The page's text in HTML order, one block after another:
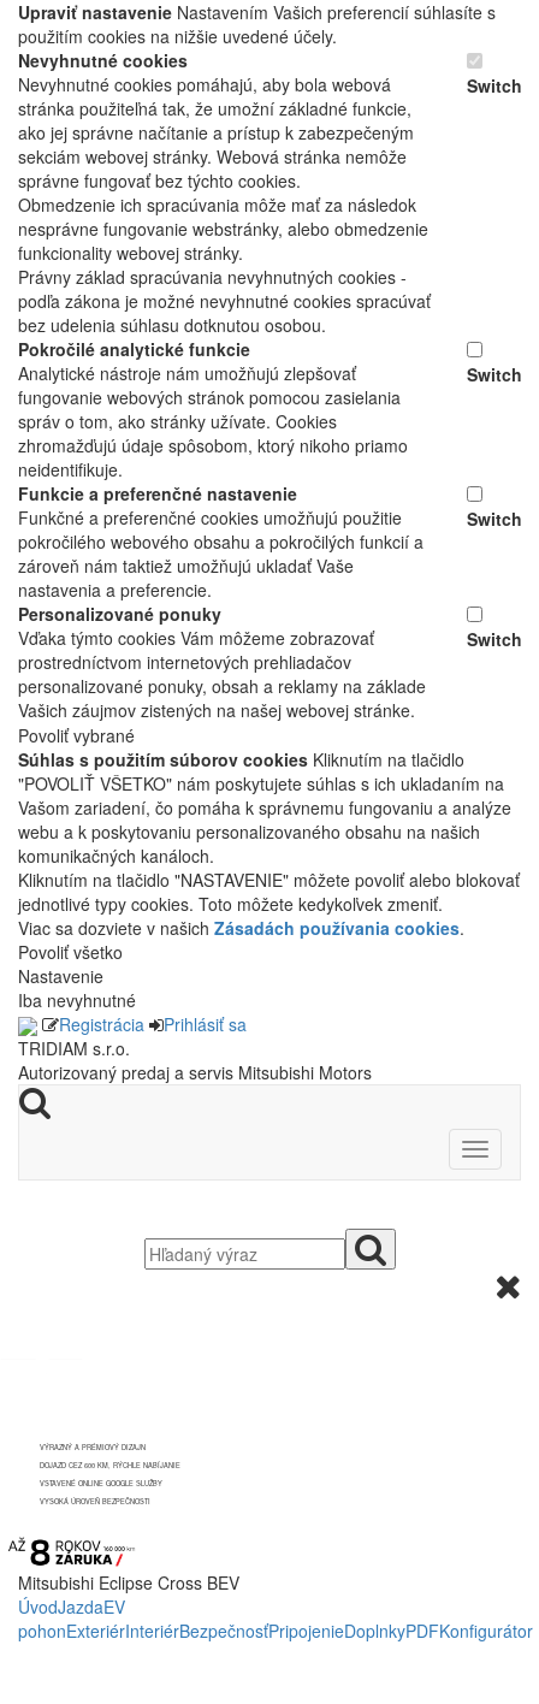
Upraviť nastavenie Nastavením Vašich preferencií súhlasíte s
použitím cookies na nižšie uvedené účely.
Nevyhnutné cookies
Nevyhnutné cookies pomáhajú, aby bola webová
stránka použiteľná tak, že umožní základné funkcie,
ako jej správne načítanie a prístup k zabezpečeným
sekciám webovej stránky. Webová stránka nemôže
správne fungovať bez týchto cookies.
Obmedzenie ich spracúvania môže mať za následok
nesprávne fungovanie webstránky, alebo obmedzenie
funkcionality webovej stránky.
Právny základ spracúvania nevyhnutných cookies -
podľa zákona je možné nevyhnutné cookies spracúvať
bez udelenia súhlasu dotknutou osobou.
Switch
Pokročilé analytické funkcie
Analytické nástroje nám umožňujú zlepšovať
fungovanie webových stránok pomocou zasielania
správ o tom, ako stránky užívate. Cookies
zhromažďujú údaje spôsobom, ktorý nikoho priamo
neidentifikuje.
Switch
Funkcie a preferenčné nastavenie
Funkčné a preferenčné cookies umožňujú použitie
pokročilého webového obsahu a pokročilých funkcií a
zároveň nám taktiež umožňujú ukladať Vaše
nastavenia a preferencie.
Switch
Personalizované ponuky
Vďaka týmto cookies Vám môžeme zobrazovať
prostredníctvom internetových prehliadačov
personalizované ponuky, obsah a reklamy na základe
Vašich záujmov zistených na našej webovej stránke.
Switch
Povoliť vybrané
Súhlas s použitím súborov cookies Kliknutím na tlačidlo
"POVOLIŤ VŠETKO" nám poskytujete súhlas s ich ukladaním na
Vašom zariadení, čo pomáha k správnemu fungovaniu a analýze
webu a k poskytovaniu personalizovaného obsahu na našich
komunikačných kanáloch.
Kliknutím na tlačidlo "NASTAVENIE" môžete povoliť alebo blokovať
jednotlivé typy cookies. Toto môžete kedykoľvek zmeniť.
Viac sa dozviete v našich Zásadách používania cookies.
Povoliť všetko
Nastavenie
Iba nevyhnutné
Registrácia
Prihlásiť sa
TRIDIAM s.r.o.
Autorizovaný predaj a servis Mitsubishi Motors
VÝRAZNÝ A PRÉMIOVÝ DIZAJN
DOJAZD CEZ 600 KM, RÝCHLE NABÍJANIE
VSTAVENÉ ONLINE GOOGLE SLUŽBY
VYSOKÁ ÚROVEŇ BEZPEČNOSTI
Mitsubishi Eclipse Cross BEV
ÚvodJazdaEV
pohonExteriérInteriérBezpečnosťPripojenieDoplnkyPDFKonfigurátor